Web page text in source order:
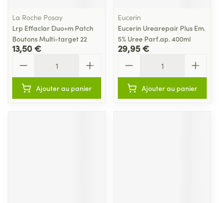
La Roche Posay
Lrp Effaclar Duo+m Patch
Boutons Multi-target 22
13,50 €
Ajouter au panier
Eucerin
Eucerin Urearepair Plus Em.
5% Uree Parf.ap. 400ml
29,95 €
Ajouter au panier